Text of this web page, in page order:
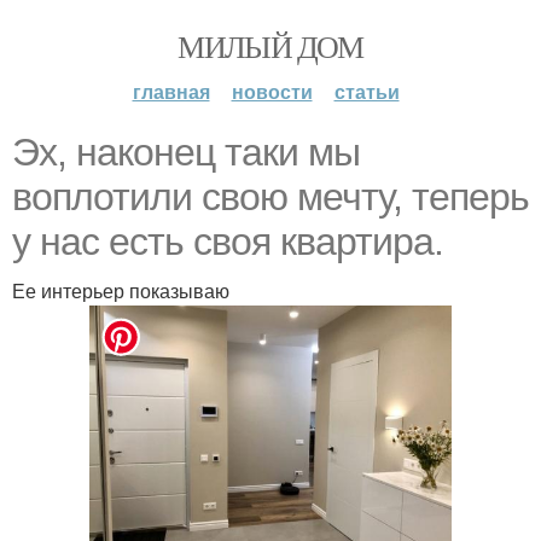
МИЛЫЙ ДОМ
главная новости статьи
Эх, наконец таки мы
воплотили свою мечту, теперь
у нас есть своя квартира.
Ее интерьер показываю